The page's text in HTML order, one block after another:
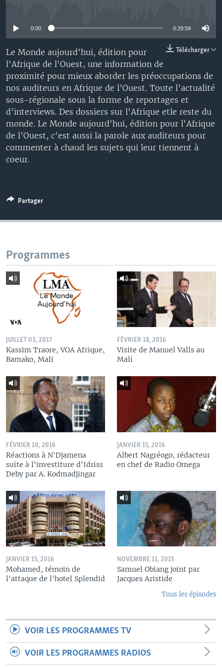
0:00 0:29:59
Télécharger
Le Monde aujourd'hui, édition pour
l'Afrique de l'Ouest, une information de
proximité pour mieux aborder les préoccupations de
nos auditeurs en Afrique de l’Ouest. Toute l’actualité
sous-régionale sous la forme de reportages et
d’interviews. Des dossiers sur l'Afrique etle reste du
monde. Le Monde aujourd'hui, édition pour l'Afrique
de l’Ouest, c'est aussi la parole aux auditeurs pour
commenter à chaud les sujets qui leur tiennent à
coeur.
Partager
Programmes
JUILLET 03, 2017
Kassim Traore, VOA Afrique,
Bamako, Mali
FÉVRIER 18, 2016
Visite de Manuel Valls au
Mali
FÉVRIER 10, 2016
Réactions à N'Djamena
suite à l'investiture d'Idriss
Deby par A. Kodmadjingar
JANVIER 15, 2016
Albert Nagréogo, rédacteur
en chef de Radio Omega
JANVIER 15, 2016
Mohamed, témoin de
l'attaque de l'hotel Splendid
NOVEMBRE 11, 2015
Samuel Obiang joint par
Jacques Aristide
Tous les épisodes
VOIR LES PROGRAMMES TV
VOIR LES PROGRAMMES RADIOS